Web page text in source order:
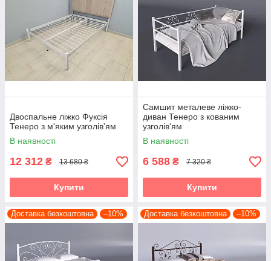
Двоспальне ліжко Фуксія
Тенеро з м'яким узголів'ям
В наявності
12 312 ₴ 13 680 ₴
Купити
Самшит металеве ліжко-
диван Тенеро з кованим
узголів'ям
В наявності
6 588 ₴ 7 320 ₴
Купити
Доставка безкоштовна –10% Доставка безкоштовна –10%